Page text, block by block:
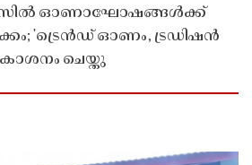
ഓണാഘോഷങ്ങൾക്ക്
'ട്രെൻഡ് ഓണം, ട്രഡിഷൻ
ചെയ്തു